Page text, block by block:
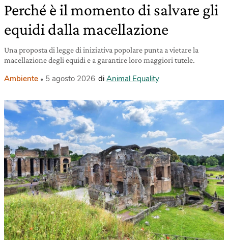
Perché è il momento di salvare gli
equidi dalla macellazione
Una proposta di legge di iniziativa popolare punta a vietare la
macellazione degli equidi e a garantire loro maggiori tutele.
Ambiente 5 agosto 2026 di Animal Equality